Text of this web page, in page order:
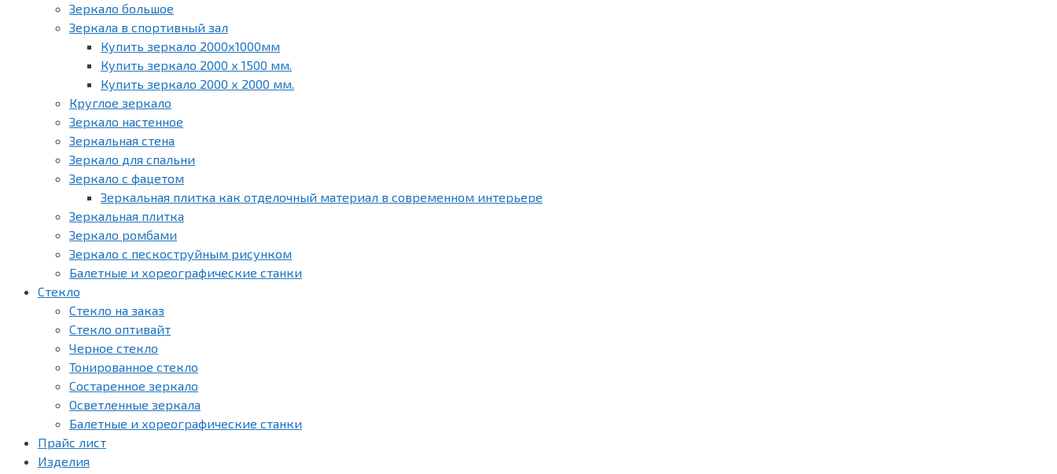
Зеркало большое
Зеркала в спортивный зал
Купить зеркало 2000х1000мм
Купить зеркало 2000 х 1500 мм.
Купить зеркало 2000 х 2000 мм.
Круглое зеркало
Зеркало настенное
Зеркальная стена
Зеркало для спальни
Зеркало с фацетом
Зеркальная плитка как отделочный материал в современном интерьере
Зеркальная плитка
Зеркало ромбами
Зеркало с пескоструйным рисунком
Балетные и хореографические станки
Стекло
Стекло на заказ
Стекло оптивайт
Черное стекло
Тонированное стекло
Состаренное зеркало
Осветленные зеркала
Балетные и хореографические станки
Прайс лист
Изделия